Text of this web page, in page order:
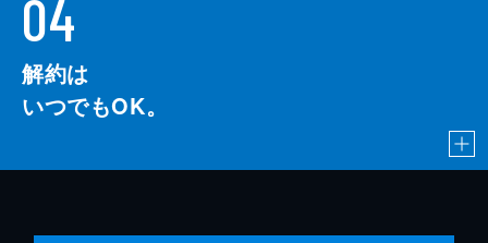
04
解約は
いつでもOK。